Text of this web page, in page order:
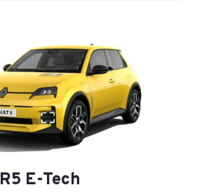
R5 E-Tech